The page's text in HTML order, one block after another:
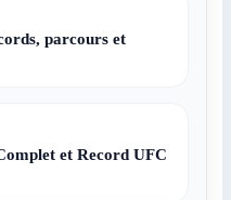
parcours et
et Record UFC